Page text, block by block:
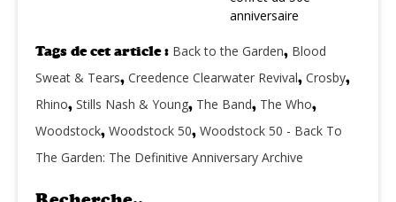
anniversaire
Tags de cet article : Back to the Garden, Blood
Sweat & Tears, Creedence Clearwater Revival, Crosby,
Rhino, Stills Nash & Young, The Band, The Who,
Woodstock, Woodstock 50, Woodstock 50 - Back To
The Garden: The Definitive Anniversary Archive